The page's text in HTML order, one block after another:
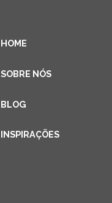
HOME
SOBRE NÓS
BLOG
INSPIRAÇÕES